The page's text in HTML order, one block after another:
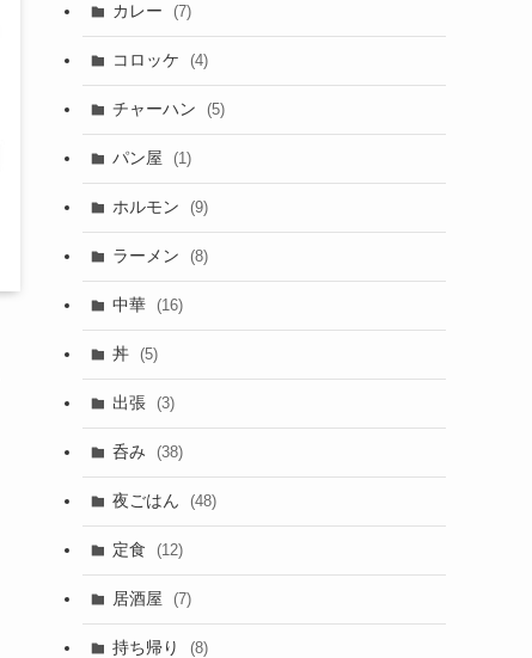
カレー (7)
コロッケ (4)
チャーハン (5)
パン屋 (1)
ホルモン (9)
ラーメン (8)
中華 (16)
丼 (5)
出張 (3)
呑み (38)
夜ごはん (48)
定食 (12)
居酒屋 (7)
持ち帰り (8)